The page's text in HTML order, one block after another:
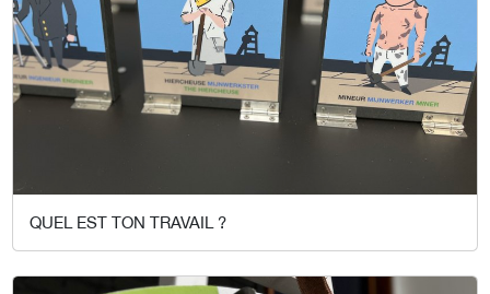
QUEL EST TON TRAVAIL ?